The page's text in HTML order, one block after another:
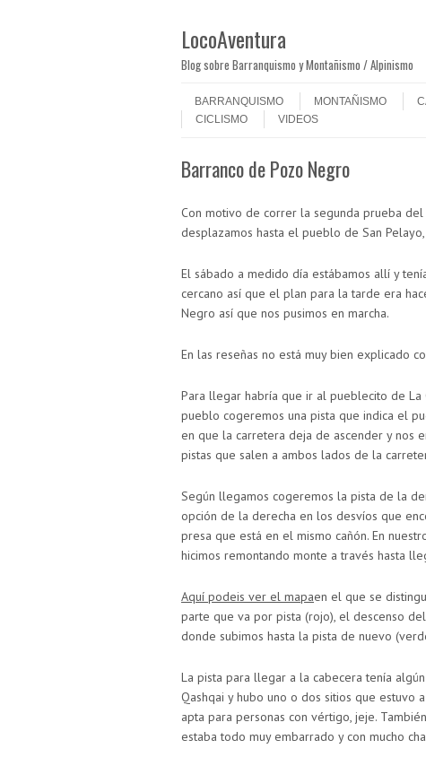
LocoAventura
Blog sobre Barranquismo y Montañismo / Alpinismo
Menú
BARRANQUISMO
MONTAÑISMO
CICLISMO
VIDEOS
Barranco de Pozo Negro
Con motivo de correr la segunda prueba del
desplazamos hasta el pueblo de San
El sábado a medido día estábamos allí y
cercano así que el plan para la tarde era
Negro así que nos pusimos en marcha.
En las reseñas no está muy bien explicado
Para llegar habría que ir al pueblecito de
pueblo cogeremos una pista que indica el
en que la carretera deja de ascender y nos
pistas que salen a ambos lados de la
Según llegamos cogeremos la pista de la
opción de la derecha en los desvíos que
presa que está en el mismo cañón. En
hicimos remontando monte a través hasta
Aquí podeis ver el mapaen el que se
parte que va por pista (rojo), el descenso
donde subimos hasta la pista de nuevo
La pista para llegar a la cabecera tenía
Qashqai y hubo uno o dos sitios que estuvo
apta para personas con vértigo, jeje.
estaba todo muy embarrado y con mucho